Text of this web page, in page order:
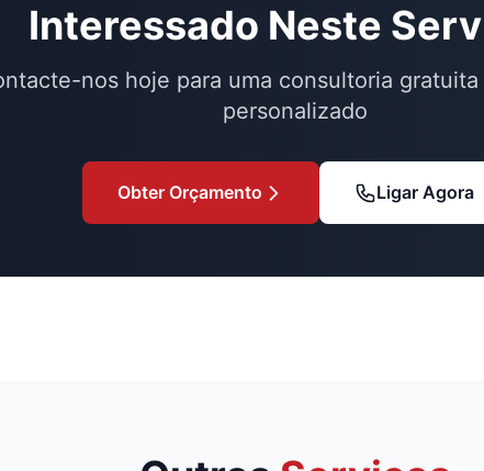
Interessado Neste
nos hoje para uma consultoria
personalizado
Obter Orçamento Ligar Agora